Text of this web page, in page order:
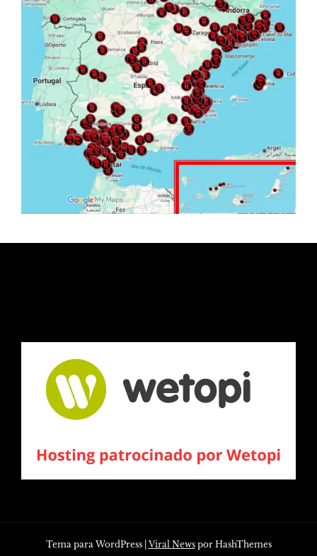
Tema para WordPress Viral Newspor HashThemes